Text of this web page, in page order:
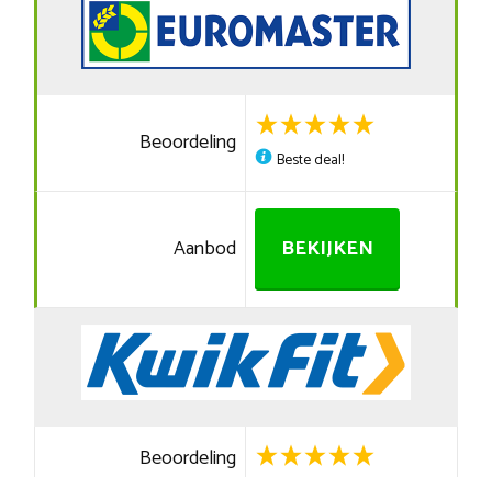
Beoordeling
Beste deal!
Aanbod BEKIJKEN
Beoordeling